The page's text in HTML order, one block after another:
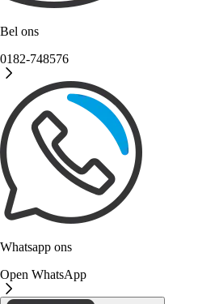
Bel ons
0182-748576
Whatsapp ons
Open WhatsApp